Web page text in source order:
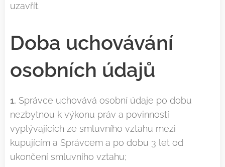
uzavřít.
Doba uchovávání
osobních údajů
1. Správce uchovává osobní údaje po dobu
nezbytnou k výkonu práv a povinností
vyplývajících ze smluvního vztahu mezi
kupujícím a Správcem a po dobu 3 let od
ukončení smluvního vztahu;